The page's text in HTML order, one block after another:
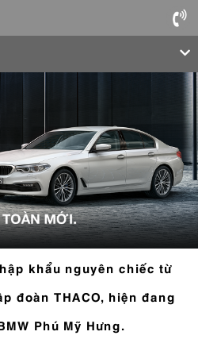
khẩu nguyên chiếc từ
đoàn THACO, hiện đang
Phú Mỹ Hưng.